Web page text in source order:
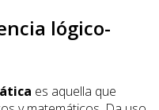
lógico-
es aquella que